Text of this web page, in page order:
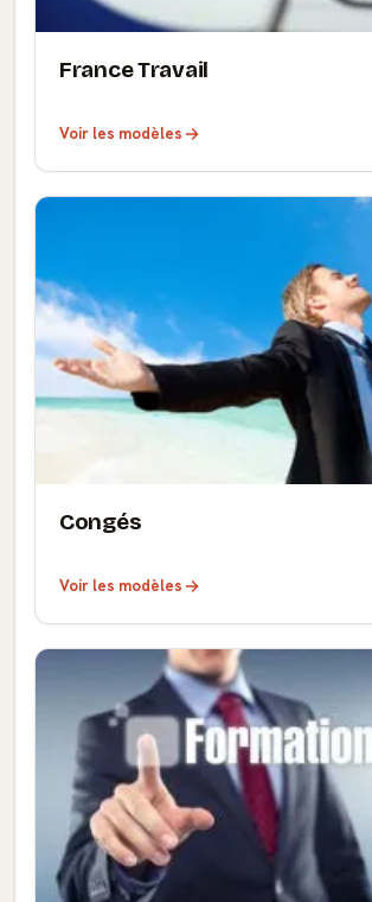
France Travail
Voir les modèles
Congés
Voir les modèles